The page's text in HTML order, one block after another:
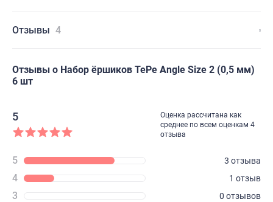
Отзывы 4
Отзывы о Набор ёршиков TePe Angle Size 2 (0,5 мм)
6 шт
5
Оценка рассчитана как
среднее по всем оценкам 4
отзыва
5 3 отзыва
4 1 отзыв
3 0 отзывов